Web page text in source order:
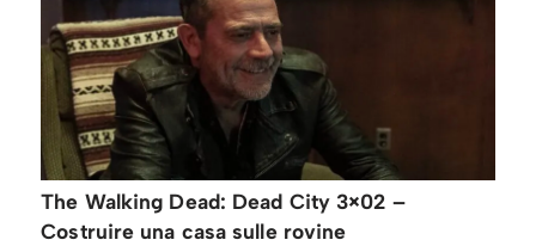
The Walking Dead: Dead City 3×02 –
Costruire una casa sulle rovine